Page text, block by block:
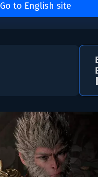
Go to English site